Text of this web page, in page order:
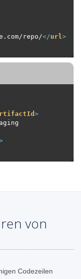
repo/</url >
>
von
Codezeilen